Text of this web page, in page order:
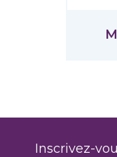
Inscrivez-